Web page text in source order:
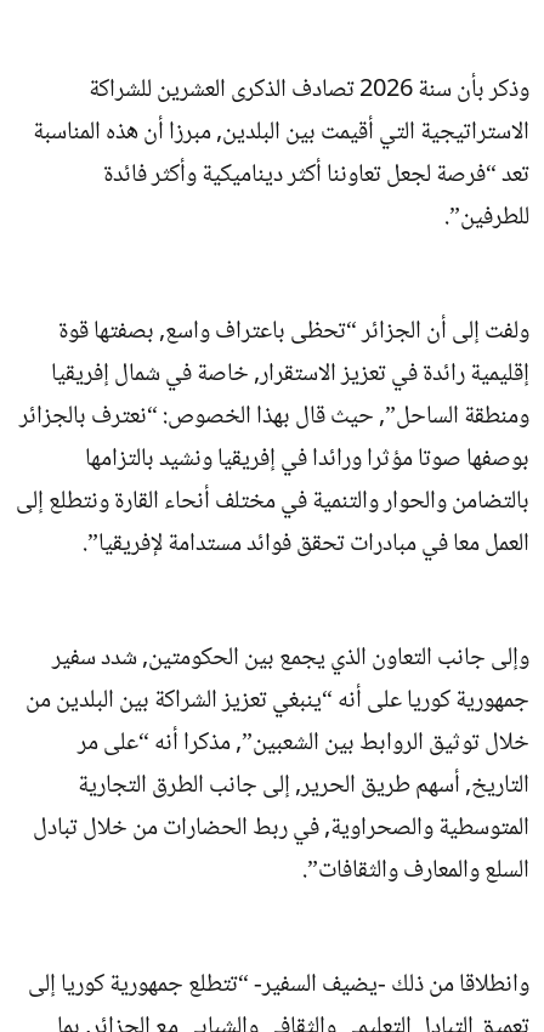
وذكر بأن سنة 2026 تصادف الذكرى العشرين للشراكة
الاستراتيجية التي أقيمت بين البلدين, مبرزا أن هذه المناسبة
تعد “فرصة لجعل تعاوننا أكثر ديناميكية وأكثر فائدة
للطرفين”.
ولفت إلى أن الجزائر “تحظى باعتراف واسع, بصفتها قوة
إقليمية رائدة في تعزيز الاستقرار, خاصة في شمال إفريقيا
ومنطقة الساحل”, حيث قال بهذا الخصوص: “نعترف بالجزائر
بوصفها صوتا مؤثرا ورائدا في إفريقيا ونشيد بالتزامها
بالتضامن والحوار والتنمية في مختلف أنحاء القارة ونتطلع إلى
العمل معا في مبادرات تحقق فوائد مستدامة لإفريقيا”.
وإلى جانب التعاون الذي يجمع بين الحكومتين, شدد سفير
جمهورية كوريا على أنه “ينبغي تعزيز الشراكة بين البلدين من
خلال توثيق الروابط بين الشعبين”, مذكرا أنه “على مر
التاريخ, أسهم طريق الحرير, إلى جانب الطرق التجارية
المتوسطية والصحراوية, في ربط الحضارات من خلال تبادل
السلع والمعارف والثقافات”.
وانطلاقا من ذلك -يضيف السفير- “تتطلع جمهورية كوريا إلى